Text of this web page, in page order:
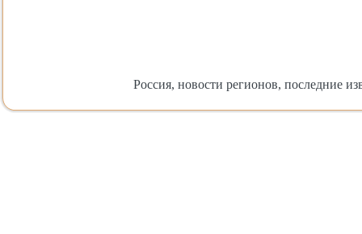
Россия, новости регионов, последние